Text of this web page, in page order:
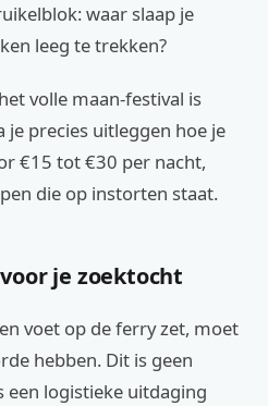
waar slaap je
leeg te trekken?
volle maan-festival is
je precies uitleggen hoe je
€15 tot €30 per nacht,
die op instorten staat.
je zoektocht
voet op de ferry zet, moet
hebben. Dit is geen
een logistieke uitdaging